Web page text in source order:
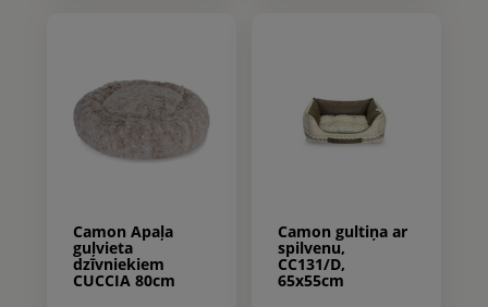
Camon Apaļa
guļvieta
dzīvniekiem
CUCCIA 80cm
Camon gultiņa ar
spilvenu,
CC131/D,
65x55cm